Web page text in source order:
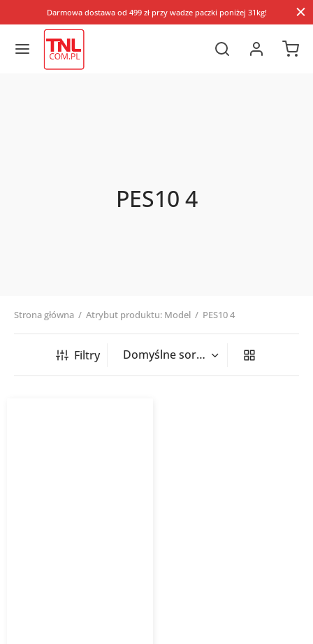
Darmowa dostawa od 499 zł przy wadze paczki poniżej 31kg!
PES10 4
Strona główna / Atrybut produktu: Model / PES10 4
Filtry